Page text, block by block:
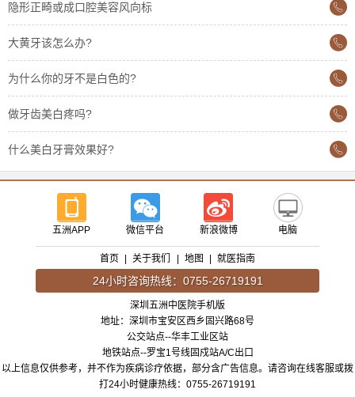
隐形正畸或成口腔美容风向标
大黄牙该怎么办?
为什么你的牙不是白色的?
做牙齿美白疼吗?
什么美白牙膏效果好?
五洲APP 微信平台 新浪微博 电脑
首页 关于我们 地图 就医指南
24小时咨询热线：0755-26719191
深圳五洲中医院手机版
地址：深圳市宝安区西乡固兴路68号
公交站点--华丰工业区站
地铁站点--罗宝1号线固戍站A/C出口
以上信息仅供参考，并不作为疾病诊疗依据，部分含广告信息。请咨询在线客服或拨
打24小时健康热线：0755-26719191